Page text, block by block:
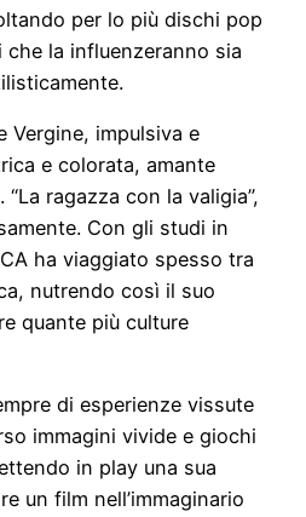
per lo più dischi pop
la influenzeranno sia
Vergine, impulsiva e
e colorata, amante
“La ragazza con la valigia”,
Con gli studi in
ha viaggiato spesso tra
nutrendo così il suo
quante più culture
di esperienze vissute
immagini vivide e giochi
in play una sua
un film nell’immaginario